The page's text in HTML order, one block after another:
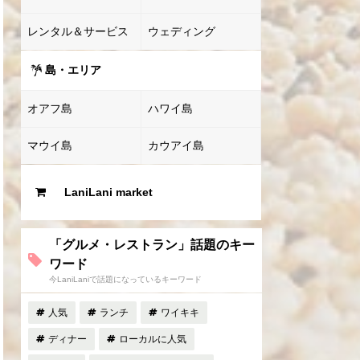
レンタル＆サービス ウェディング
島・エリア
オアフ島 ハワイ島
マウイ島 カウアイ島
LaniLani market
「グルメ・レストラン」話題のキー
ワード
今LaniLaniで話題になっているキーワード
人気 ランチ ワイキキ
ディナー ローカルに人気